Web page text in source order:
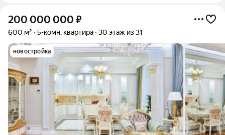
200 000 000 ₽
600 м² 5-комн. квартира 30 этаж из 31
новостройка